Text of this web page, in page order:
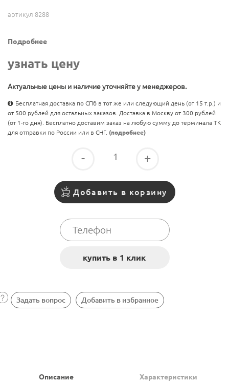
артикул 8288
Подробнее
узнать цену
Актуальные цены и наличие уточняйте у менеджеров.
Бесплатная доставка по СПб в тот же или следующий день (от 15 т.р.) и
от 500 рублей для остальных заказов. Доставка в Москву от 300 рублей
(от 1-го дня). Бесплатно доставим заказ на любую сумму до терминала ТК
для отправки по России или в СНГ. (подробнее)
- +
Добавить в корзину
Задать вопрос Добавить в избранное
Описание Характеристики